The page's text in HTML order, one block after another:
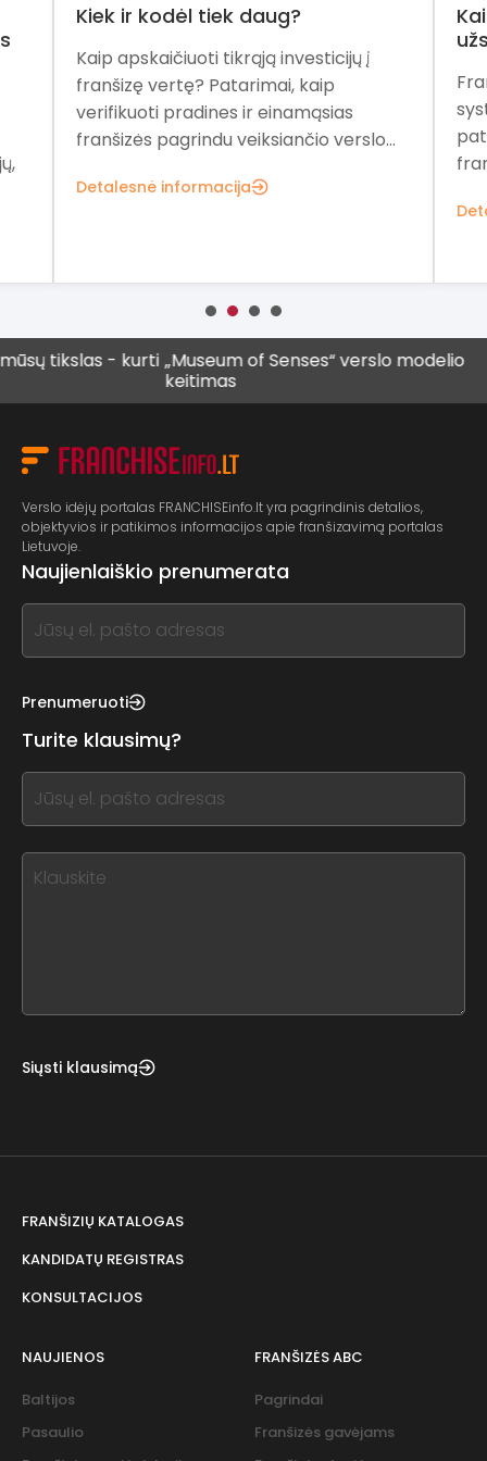
Kiek ir kodėl tiek daug?
Kaip apskaičiuoti tikrąją investicijų į
franšizę vertę? Patarimai, kaip
verifikuoti pradines ir einamąsias
franšizės pagrindu veiksiančio verslo...
Detalesnė informacija
- kurti „Museum of Senses“ verslo modelio
Vis
Verslo idėjų portalas FRANCHISEinfo.lt yra pagrindinis detalios,
objektyvios ir patikimos informacijos apie franšizavimą portalas
Lietuvoje.
Naujienlaiškio prenumerata
If
you
this,
this
form
field
blank
Prenumeruoti
Turite klausimų?
If
you
this,
Siųsti klausimą
FRANŠIZIŲ KATALOGAS
KANDIDATŲ REGISTRAS
KONSULTACIJOS
NAUJIENOS
Baltijos
Pasaulio
FRANŠIZĖS ABC
Pagrindai
Franšizės gavėjams